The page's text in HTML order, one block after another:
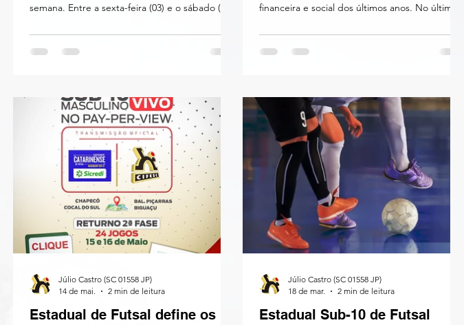
semana. Entre a sexta-feira (03) e o sábado (04)
entram em quadra para disputar a última e
decisiva rodada da terceira fase do
primeiras equipes de cada chave avançam para
as quartas de final. Os oito times classificados
serão então divididos em dois novos grupos
financeira e social dos últimos anos. No último
Trimania sob a chancela da Federação
Catarinense de Basquetebol (FCB), selando
desenhada desde o início do trimestre. O fim
da certificação foi publicado no dia 1º de abril,
por meio da Portaria Nº 29 da Secreta
Estadual de Futsal define os
Júlio Castro (SC 01558 JP)
14 de mai.
2 min de leitura
Estadual Sub-10 de Futsal
Júlio Castro (SC 01558 JP)
18 de mar.
2 min de leitura